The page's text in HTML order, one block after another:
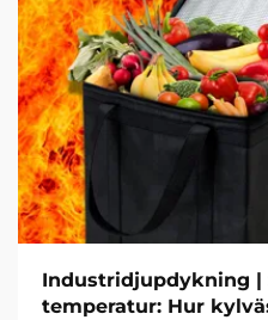
Industridjupdykning |
temperatur: Hur